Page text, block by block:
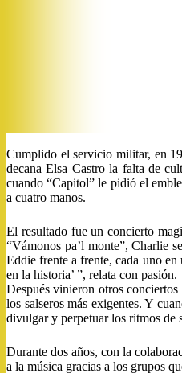
Cumplido el servicio militar, en
decana Elsa Castro la falta de
cuando “Capitol” le pidió el
a cuatro manos.
El resultado fue un concierto
“Vámonos pa’l monte”, Charlie
Eddie frente a frente, cada uno en
en la historia’ ”, relata con pasión.
Después vinieron otros
los salseros más exigentes. Y
divulgar y perpetuar los ritmos de
Durante dos años, con la
a la música gracias a los grupos